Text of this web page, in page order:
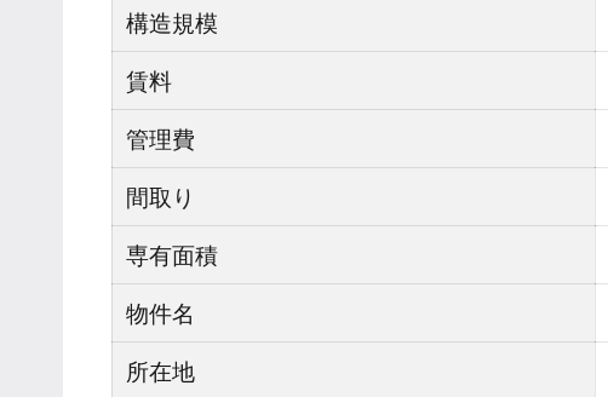
構造規模
賃料
管理費
間取り
専有面積
物件名
所在地